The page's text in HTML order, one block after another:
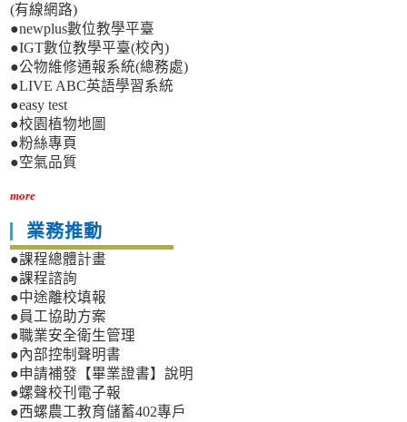
(有線網路)
●newplus數位教學平臺
●IGT數位教學平臺(校內)
●公物維修通報系統(總務處)
●LIVE ABC英語學習系統
●easy test
●校園植物地圖
●粉絲專頁
●空氣品質
more
業務推動
●課程總體計畫
●課程諮詢
●中途離校填報
●員工協助方案
●職業安全衛生管理
●內部控制聲明書
●申請補發【畢業證書】說明
●螺聲校刊電子報
●西螺農工教育儲蓄402專戶